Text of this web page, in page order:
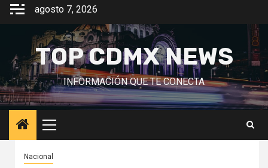
Saltar
contenido
agosto 7, 2026
TOP CDMX NEWS
INFORMACIÓN QUE TE CONECTA
Menú
principal
Nacional